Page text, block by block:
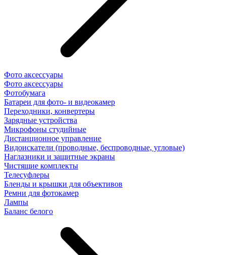
Фото аксессуары
Фото аксессуары
Фотобумага
Батареи для фото- и видеокамер
Переходники, конвертеры
Зарядные устройства
Микрофоны студийные
Дистанционное управление
Видоискатели (проводные, беспроводные, угловые)
Наглазники и защитные экраны
Чистящие комплекты
Телесуфлеры
Бленды и крышки для объективов
Ремни для фотокамер
Лампы
Баланс белого